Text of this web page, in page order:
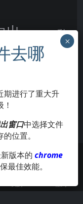
出
動
姊姊正太 學校/校園
樂 男主角 男性受
/奶子
站請遵守當地法律。訪問本
人所有，僅供學習交流使
Rights Reserved.
期进行了重大升
！
窗口中选择文件
位置。
版本的 chrome
最佳效能。